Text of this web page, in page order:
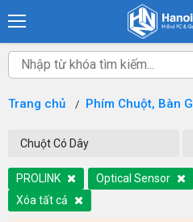
Trang chủ Phím Chuột, Bàn
Chuột Có Dây
PROLINK Optical Sensor
Xóa tất cả